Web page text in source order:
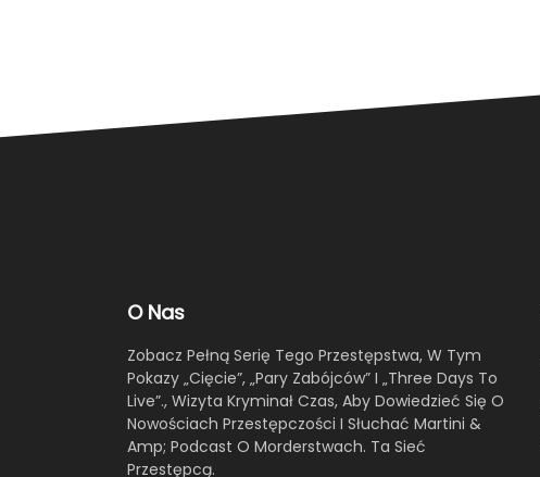
O Nas
Zobacz Pełną Serię Tego Przestępstwa, W Tym
Pokazy „Cięcie”, „Pary Zabójców” I „Three Days To
Live”., Wizyta Kryminał Czas, Aby Dowiedzieć Się O
Nowościach Przestępczości I Słuchać Martini &
Amp; Podcast O Morderstwach. Ta Sieć
Przestępcą.